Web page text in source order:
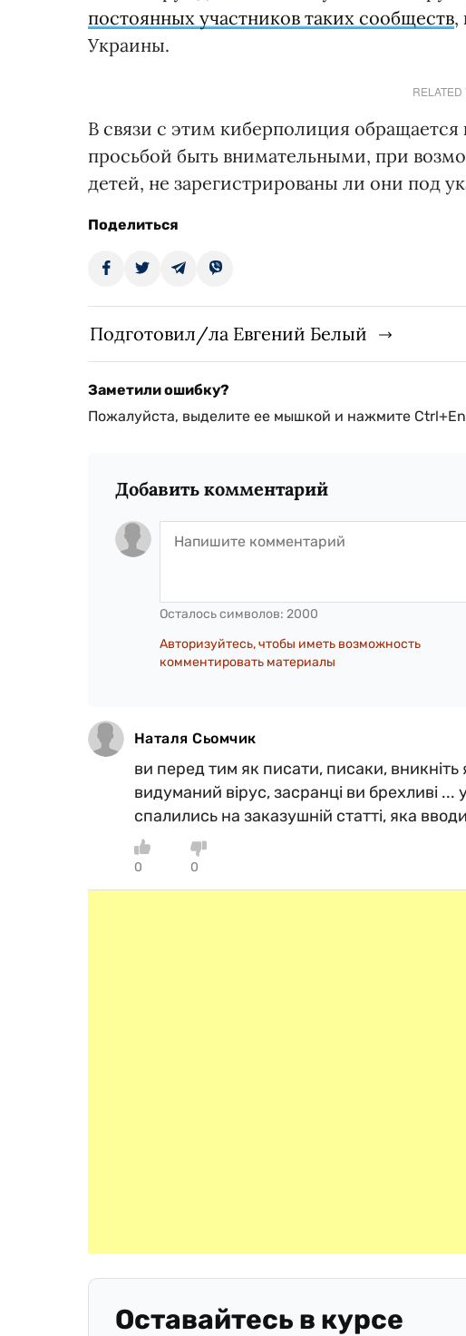
постоянных участников таких сообществ,
Украины.
RELATED
В связи с этим киберполиция
просьбой быть внимательными, при
детей, не зарегистрированы ли они под
Поделиться
Подготовил/ла Евгений Белый
Заметили ошибку?
Пожалуйста, выделите ее мышкой и нажмите
Добавить комментарий
Осталось символов: 2000
Авторизуйтесь, чтобы иметь возможность
комментировать материалы
Наталя Сьомчик
ви перед тим як писати, писаки,
видуманий вірус, засранці ви брехливі
спалились на заказушній статті, яка
0 0
Оставайтесь в курсе